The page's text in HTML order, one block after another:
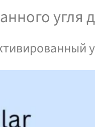
угля